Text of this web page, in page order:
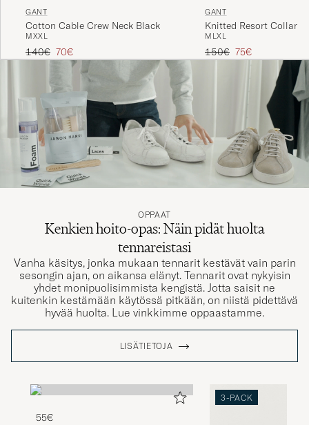
GANT
Cotton Cable Crew Neck Black
MXXL
Tavallinen hinta
140€ Alennettu hinta
70€
GANT
Knitted Resort Collar
M LXL
Tavallinen hinta
150€ Alennettu hinta
75€
OPPAAT
Kenkien hoito-opas: Näin pidät huolta
tennareistasi
Vanha käsitys, jonka mukaan tennarit kestävät vain parin
sesongin ajan, on aikansa elänyt. Tennarit ovat nykyisin
yhdet monipuolisimmista kengistä. Jotta saisit ne
kuitenkin kestämään käytössä pitkään, on niistä pidettävä
hyvää huolta. Lue vinkkimme oppaastamme.
LISÄTIETOJA
55€
3-PACK